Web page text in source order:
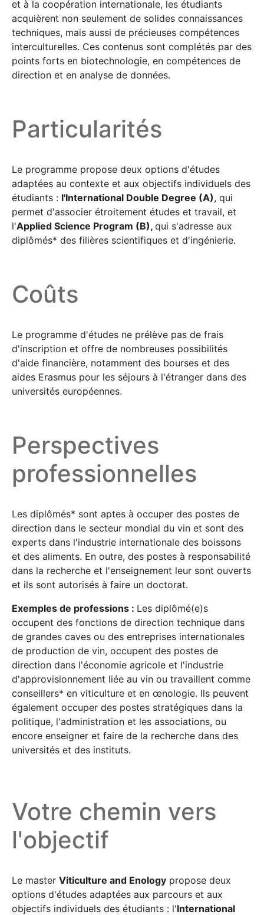
et à la coopération internationale, les étudiants
acquièrent non seulement de solides connaissances
techniques, mais aussi de précieuses compétences
interculturelles. Ces contenus sont complétés par des
points forts en biotechnologie, en compétences de
direction et en analyse de données.
Particularités
Le programme propose deux options d'études
adaptées au contexte et aux objectifs individuels des
étudiants : l'International Double Degree (A), qui
permet d'associer étroitement études et travail, et
l'Applied Science Program (B), qui s'adresse aux
diplômés* des filières scientifiques et d'ingénierie.
Coûts
Le programme d'études ne prélève pas de frais
d'inscription et offre de nombreuses possibilités
d'aide financière, notamment des bourses et des
aides Erasmus pour les séjours à l'étranger dans des
universités européennes.
Perspectives
professionnelles
Les diplômés* sont aptes à occuper des postes de
direction dans le secteur mondial du vin et sont des
experts dans l'industrie internationale des boissons
et des aliments. En outre, des postes à responsabilité
dans la recherche et l'enseignement leur sont ouverts
et ils sont autorisés à faire un doctorat.
Exemples de professions : Les diplômé(e)s
occupent des fonctions de direction technique dans
de grandes caves ou des entreprises internationales
de production de vin, occupent des postes de
direction dans l'économie agricole et l'industrie
d'approvisionnement liée au vin ou travaillent comme
conseillers* en viticulture et en œnologie. Ils peuvent
également occuper des postes stratégiques dans la
politique, l'administration et les associations, ou
encore enseigner et faire de la recherche dans des
universités et des instituts.
Votre chemin vers
l'objectif
Le master Viticulture and Enology propose deux
options d'études adaptées aux parcours et aux
objectifs individuels des étudiants : l'International